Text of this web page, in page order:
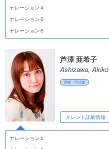
ナレーション４
ナレーション５
ナレーション６
芦澤 亜希子
Ashizawa, Akiko
関東・甲信越
タレント詳細情報
ナレーション１